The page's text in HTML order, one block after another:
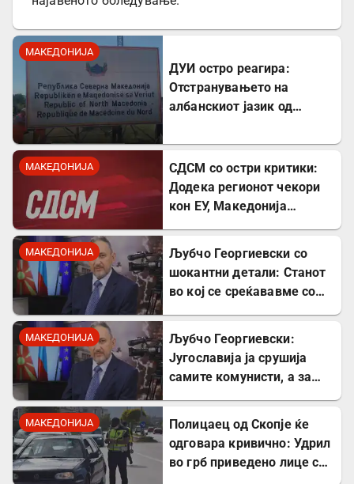
МАКЕДОНИЈА
ДУИ остро реагира:
Отстранувањето на
албанскиот јазик од
тешка провокација
МАКЕДОНИЈА
СДСМ со остри критики:
Додека регионот чекори
кон ЕУ, Македонија
МАКЕДОНИЈА
Љубчо Георгиевски со
шокантни детали: Станот
во кој се среќававме со
МАКЕДОНИЈА
Љубчо Георгиевски:
Југославија ја срушија
самите комунисти, а за
молчеа освен мене
МАКЕДОНИЈА
Полицаец од Скопје ќе
одговара кривично: Удрил
во грб приведено лице со